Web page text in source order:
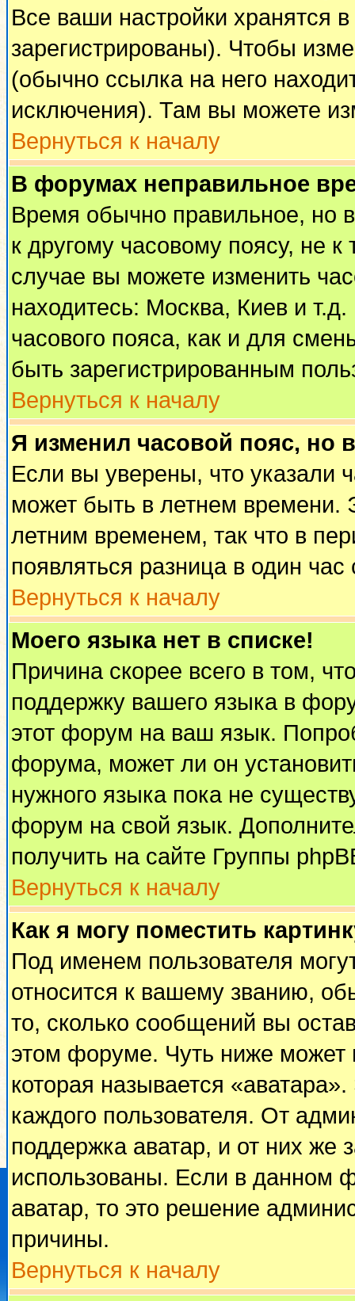
Все ваши настройки хранятся
зарегистрированы). Чтобы
(обычно ссылка на него
исключения). Там вы можете
Вернуться к началу
В форумах неправильное
Время обычно правильное, но
к другому часовому поясу, не
случае вы можете изменить
находитесь: Москва, Киев и
часового пояса, как и для
быть зарегистрированным
Вернуться к началу
Я изменил часовой пояс, но
Если вы уверены, что указали
может быть в летнем времени.
летним временем, так что в
появляться разница в один
Вернуться к началу
Моего языка нет в списке!
Причина скорее всего в том,
поддержку вашего языка в
этот форум на ваш язык.
форума, может ли он
нужного языка пока не
форум на свой язык.
получить на сайте Группы
Вернуться к началу
Как я могу поместить
Под именем пользователя
относится к вашему званию,
то, сколько сообщений вы
этом форуме. Чуть ниже может
которая называется
каждого пользователя. От
поддержка аватар, и от них же
использованы. Если в данном
аватар, то это решение
причины.
Вернуться к началу